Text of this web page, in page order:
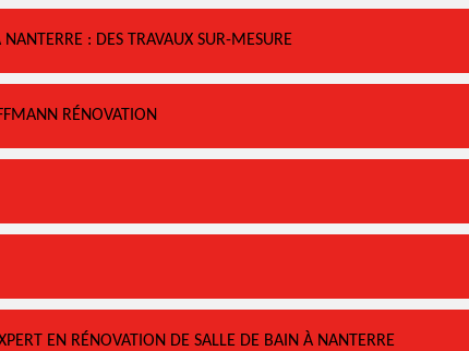
: DES TRAVAUX SUR-MESURE
RÉNOVATION
EN RÉNOVATION DE SALLE DE BAIN À NANTERRE